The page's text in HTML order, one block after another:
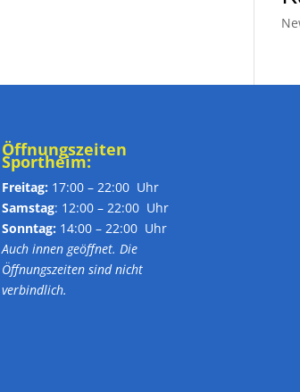
Öffnungszeiten
Sportheim:
Freitag: 17:00 – 22:00 Uhr
Samstag: 12:00 – 22:00 Uhr
Sonntag: 14:00 – 22:00 Uhr
Auch innen geöffnet. Die
Öffnungszeiten sind nicht
verbindlich.